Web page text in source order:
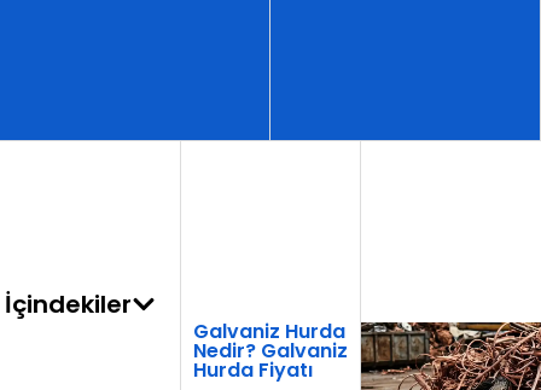
İçindekiler
Galvaniz Hurda
Nedir? Galvaniz
Hurda Fiyatı